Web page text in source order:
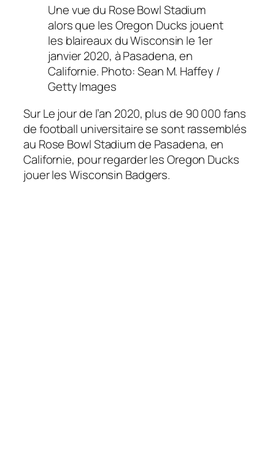
Une vue du Rose Bowl Stadium
alors que les Oregon Ducks jouent
les blaireaux du Wisconsin le 1er
janvier 2020, à Pasadena, en
Californie. Photo: Sean M. Haffey /
Getty Images
SurLe jour de l’an 2020, plus de 90 000 fans
de football universitaire se sont rassemblés
au Rose Bowl Stadium de Pasadena, en
Californie, pour regarder les Oregon Ducks
jouer les Wisconsin Badgers.